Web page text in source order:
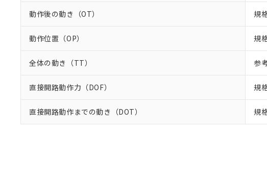
動作後の動き（OT） 規
動作位置（OP） 規
全体の動き（TT） 参
直接開路動作力（DOF） 規
直接開路動作までの動き（DOT） 規